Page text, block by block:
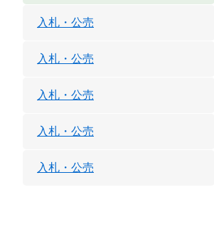
入札・公売
入札・公売
入札・公売
入札・公売
入札・公売